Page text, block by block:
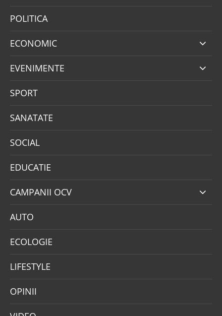
POLITICA
ECONOMIC
EVENIMENTE
SPORT
SANATATE
SOCIAL
EDUCATIE
CAMPANII OCV
AUTO
ECOLOGIE
LIFESTYLE
OPINII